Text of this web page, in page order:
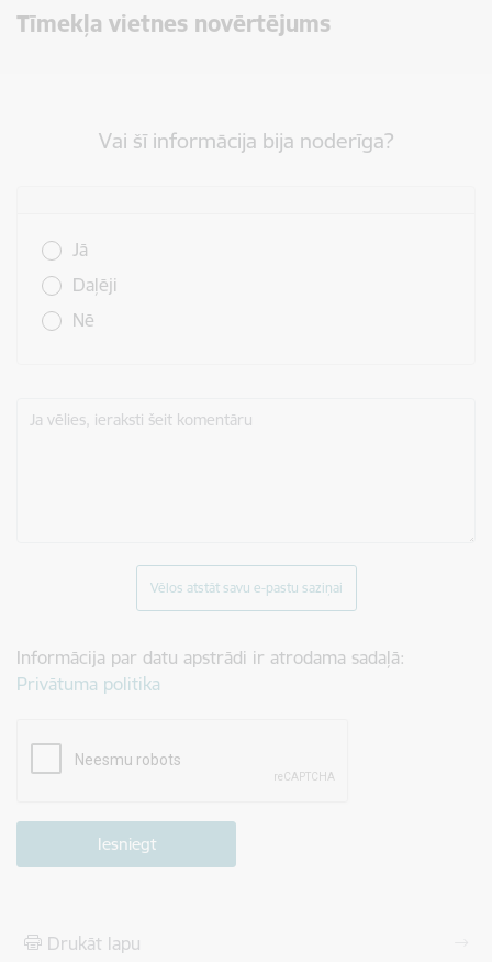
Tīmekļa vietnes novērtējums
Vai šī informācija bija noderīga?
Jā
Daļēji
Nē
Ja vēlies, ieraksti šeit komentāru
Vēlos atstāt savu e-pastu saziņai
Informācija par datu apstrādi ir atrodama sadaļā:
Privātuma politika
Drukāt lapu